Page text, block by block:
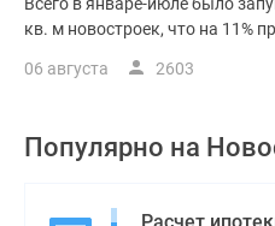
кв. м новостроек, что на 11%
06 августа 2603
Популярно на